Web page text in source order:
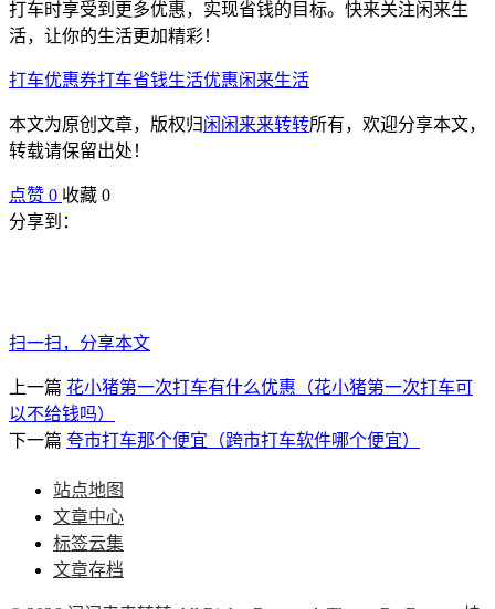
打车时享受到更多优惠，实现省钱的目标。快来关注闲来生
活，让你的生活更加精彩！
打车优惠券打车省钱生活优惠闲来生活
本文为原创文章，版权归闲闲来来转转所有，欢迎分享本文，
转载请保留出处！
点赞 0 收藏 0
分享到：
扫一扫，分享本文
上一篇 花小猪第一次打车有什么优惠（花小猪第一次打车可
以不给钱吗）
下一篇 夸市打车那个便宜（跨市打车软件哪个便宜）
站点地图
文章中心
标签云集
文章存档